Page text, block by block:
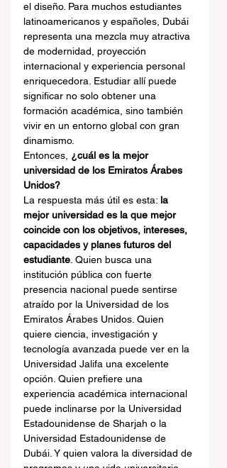
el diseño. Para muchos estudiantes
latinoamericanos y españoles, Dubái
representa una mezcla muy atractiva
de modernidad, proyección
internacional y experiencia personal
enriquecedora. Estudiar allí puede
significar no solo obtener una
formación académica, sino también
vivir en un entorno global con gran
dinamismo.
Entonces, ¿cuál es la mejor
universidad de los Emiratos Árabes
Unidos?
La respuesta más útil es esta: la
mejor universidad es la que mejor
coincide con los objetivos, intereses,
capacidades y planes futuros del
estudiante . Quien busca una
institución pública con fuerte
presencia nacional puede sentirse
atraído por la Universidad de los
Emiratos Árabes Unidos. Quien
quiere ciencia, investigación y
tecnología avanzada puede ver en la
Universidad Jalifa una excelente
opción. Quien prefiere una
experiencia académica internacional
puede inclinarse por la Universidad
Estadounidense de Sharjah o la
Universidad Estadounidense de
Dubái. Y quien valora la diversidad de